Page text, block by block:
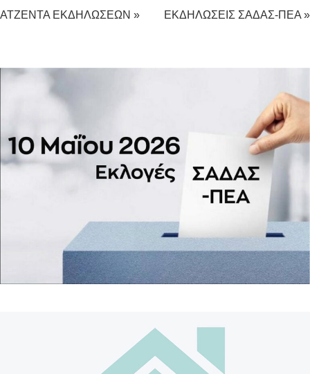
ΑΤΖΕΝΤΑ ΕΚΔΗΛΩΣΕΩΝ » ΕΚΔΗΛΩΣΕΙΣ ΣΑΔΑΣ-ΠΕΑ »